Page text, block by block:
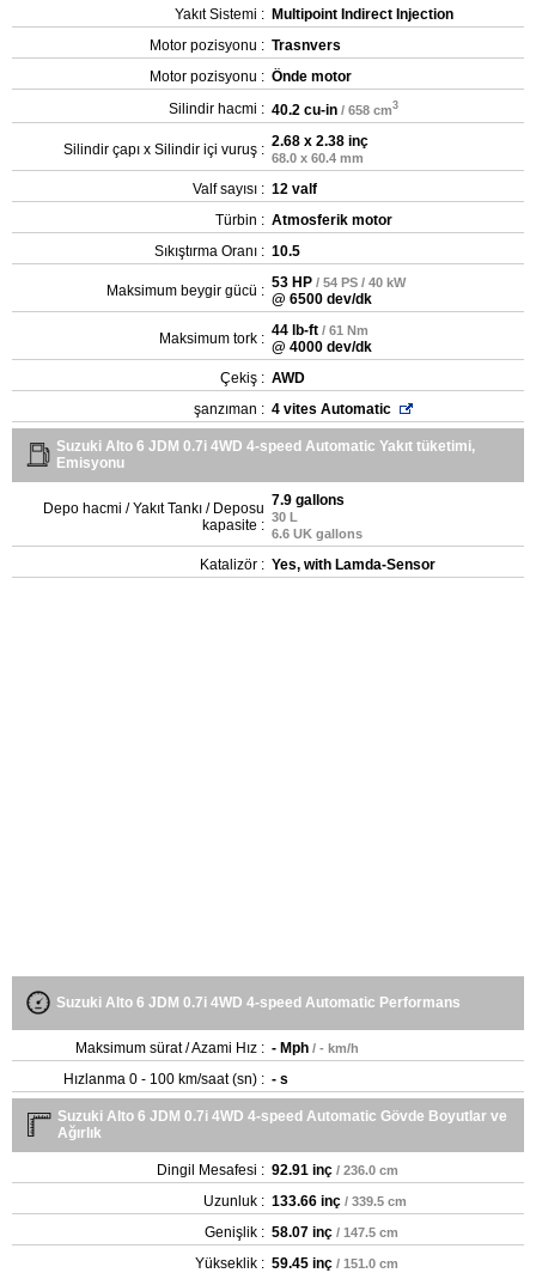
Yakıt Sistemi : Multipoint Indirect Injection
Motor pozisyonu : Trasnvers
Motor pozisyonu : Önde motor
Silindir hacmi : 40.2 cu-in / 658 cm3
Silindir çapı x Silindir içi vuruş : 2.68 x 2.38 inç
68.0 x 60.4 mm
Valf sayısı : 12 valf
Türbin : Atmosferik motor
Sıkıştırma Oranı : 10.5
Maksimum beygir gücü : 53 HP / 54 PS / 40 kW
@ 6500 dev/dk
Maksimum tork : 44 lb-ft / 61 Nm
@ 4000 dev/dk
Çekiş : AWD
şanzıman : 4 vites Automatic
Suzuki Alto 6 JDM 0.7i 4WD 4-speed Automatic Yakıt tüketimi,
Emisyonu
Depo hacmi / Yakıt Tankı / Deposu
kapasite :
7.9 gallons
30 L
6.6 UK gallons
Katalizör : Yes, with Lamda-Sensor
Suzuki Alto 6 JDM 0.7i 4WD 4-speed Automatic Performans
Maksimum sürat / Azami Hız : - Mph / - km/h
Hızlanma 0 - 100 km/saat (sn) : - s
Suzuki Alto 6 JDM 0.7i 4WD 4-speed Automatic Gövde Boyutlar ve
Ağırlık
Dingil Mesafesi : 92.91 inç / 236.0 cm
Uzunluk : 133.66 inç / 339.5 cm
Genişlik : 58.07 inç / 147.5 cm
Yükseklik : 59.45 inç / 151.0 cm